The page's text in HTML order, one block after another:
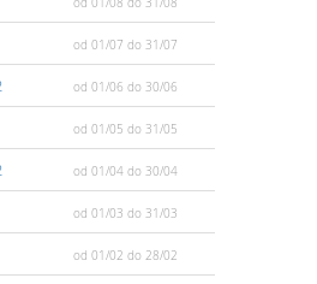
od 01/07 do 31/07
od 01/06 do 30/06
od 01/05 do 31/05
od 01/04 do 30/04
od 01/03 do 31/03
od 01/02 do 28/02